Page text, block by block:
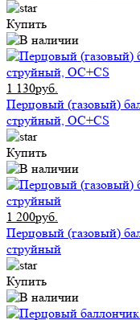
Купить
1 130руб.
Перцовый (газовый)
струйный, ОC+CS
Купить
1 200руб.
Перцовый (газовый)
струйный
Купить